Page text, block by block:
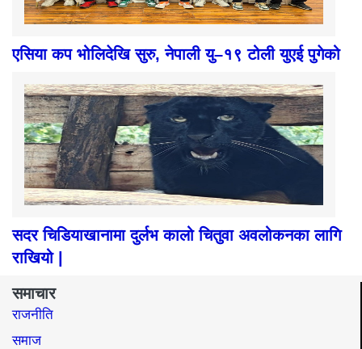
एसिया कप भोलिदेखि सुरु, नेपाली यु–१९ टोली युएई पुगेको
सदर चिडियाखानामा दुर्लभ कालो चितुवा अवलोकनका लागि
राखियो |
समाचार
राजनीति
समाज​